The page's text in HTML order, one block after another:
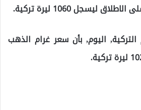
ليسجل 1060 ليرة تركية.
اليوم, بأن سعر غرام الذهب